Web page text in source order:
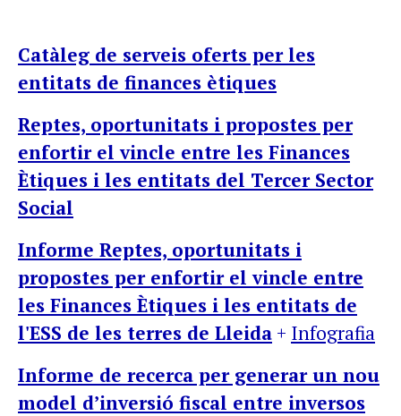
Catàleg de serveis oferts per les
entitats de finances ètiques
Reptes, oportunitats i propostes per
enfortir el vincle entre les Finances
Ètiques i les entitats del Tercer Sector
Social
Informe Reptes, oportunitats i
propostes per enfortir el vincle entre
les Finances Ètiques i les entitats de
l'ESS de les terres de Lleida + Infografia
Informe de recerca per generar un nou
model d’inversió fiscal entre inversos